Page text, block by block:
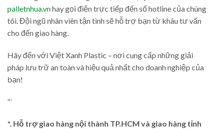
palletnhua.vnhay gọi điện trực tiếp đến số hotline của chúng
tôi. Đội ngũ nhân viên tận tình sẽ hỗ trợ bạn từ khâu tư vấn
cho đến giao hàng.
Hãy đến với Việt Xanh Plastic – nơi cung cấp những giải
pháp lưu trữ an toàn và hiệu quả nhất cho doanh nghiệp của
bạn!
“`
*. Hỗ trợ giao hàng nội thành TP.HCM và giao hàng tỉnh